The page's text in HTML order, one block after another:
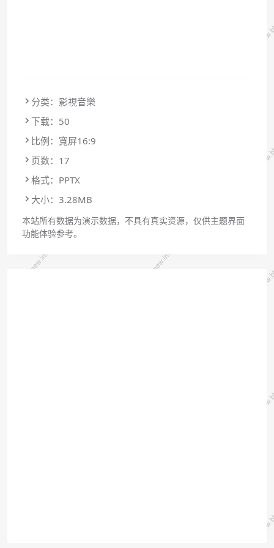
分类：影視音樂
下载：50
比例：寬屏16:9
页数：17
格式：PPTX
大小：3.28MB
本站所有数据为演示数据，不具有真实资源，仅供主题界面
功能体验参考。